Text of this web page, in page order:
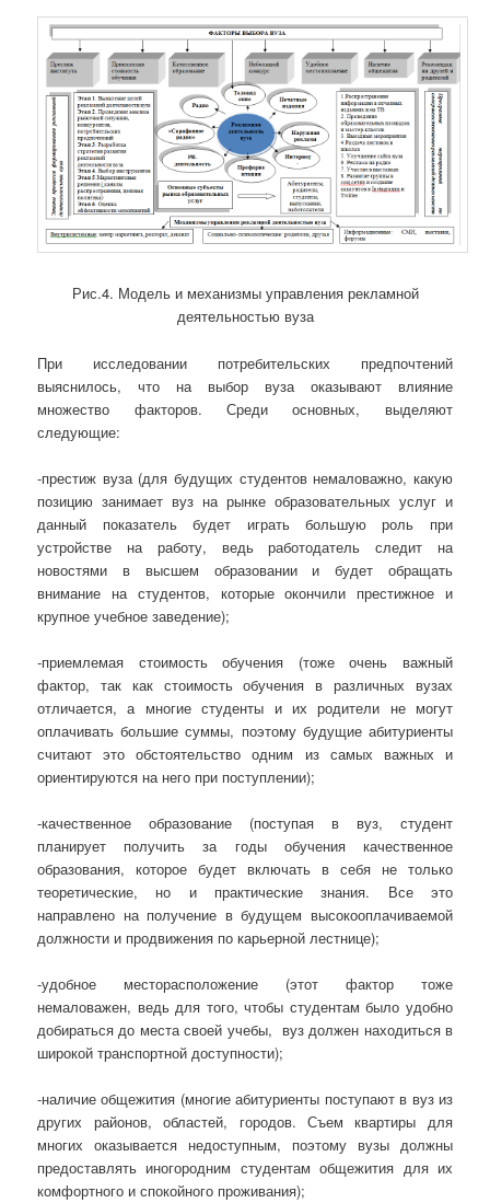
Рис.4. Модель и механизмы управления рекламной
деятельностью вуза
При исследовании потребительских предпочтений
выяснилось, что на выбор вуза оказывают влияние
множество факторов. Среди основных, выделяют
следующие:
-престиж вуза (для будущих студентов немаловажно, какую
позицию занимает вуз на рынке образовательных услуг и
данный показатель будет играть большую роль при
устройстве на работу, ведь работодатель следит на
новостями в высшем образовании и будет обращать
внимание на студентов, которые окончили престижное и
крупное учебное заведение);
-приемлемая стоимость обучения (тоже очень важный
фактор, так как стоимость обучения в различных вузах
отличается, а многие студенты и их родители не могут
оплачивать большие суммы, поэтому будущие абитуриенты
считают это обстоятельство одним из самых важных и
ориентируются на него при поступлении);
-качественное образование (поступая в вуз, студент
планирует получить за годы обучения качественное
образования, которое будет включать в себя не только
теоретические, но и практические знания. Все это
направлено на получение в будущем высокооплачиваемой
должности и продвижения по карьерной лестнице);
-удобное месторасположение (этот фактор тоже
немаловажен, ведь для того, чтобы студентам было удобно
добираться до места своей учебы, вуз должен находиться в
широкой транспортной доступности);
-наличие общежития (многие абитуриенты поступают в вуз из
других районов, областей, городов. Съем квартиры для
многих оказывается недоступным, поэтому вузы должны
предоставлять иногородним студентам общежития для их
комфортного и спокойного проживания);